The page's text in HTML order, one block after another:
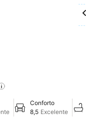
Conforto
8,5 Excelente